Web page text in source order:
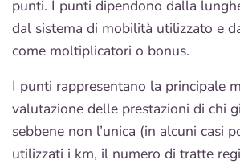
punti. I punti dipendono dalla
dal sistema di mobilità utilizzato e
come moltiplicatori o bonus.
I punti rappresentano la principale
valutazione delle prestazioni di chi
sebbene non l’unica (in alcuni casi
utilizzati i km, il numero di tratte